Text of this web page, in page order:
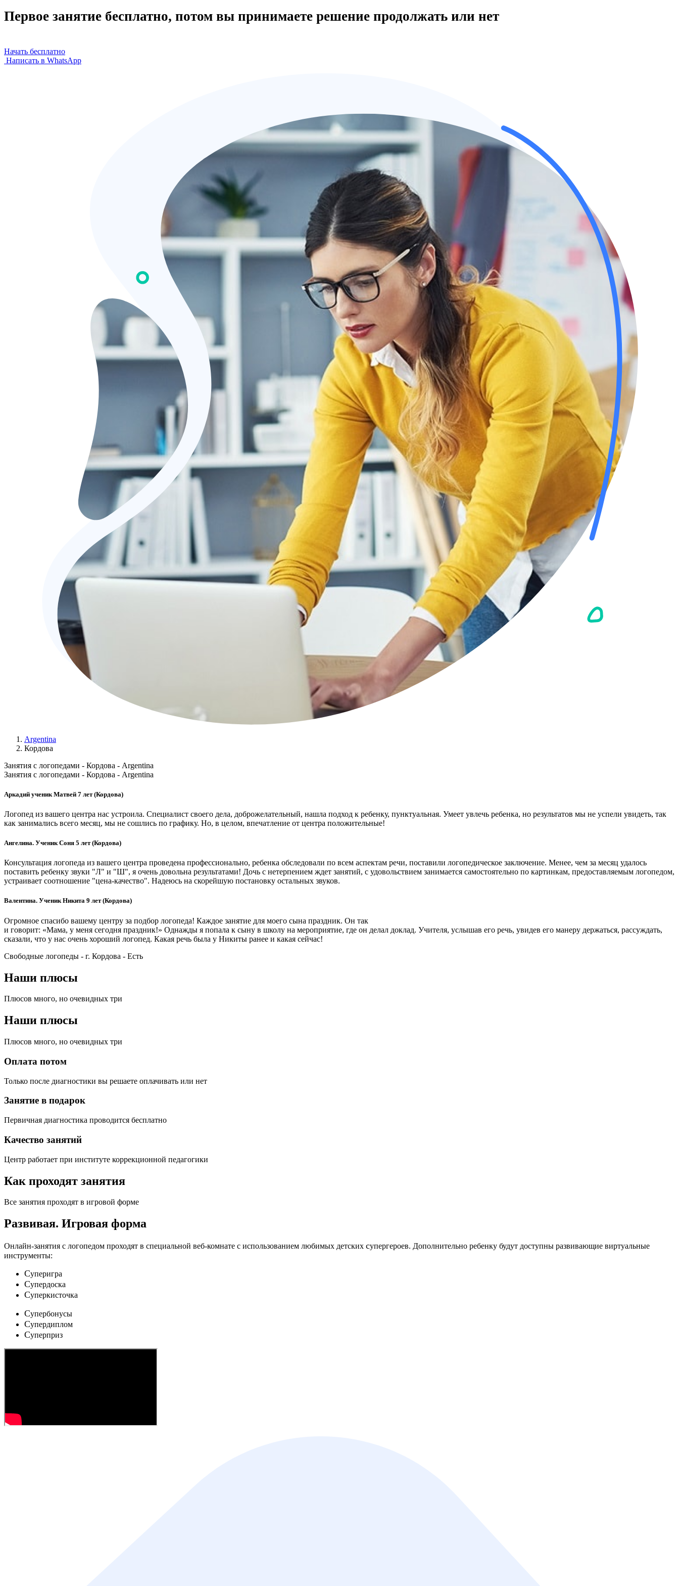
Первое занятие бесплатно, потом вы принимаете решение продолжать или нет
Начать бесплатно
Написать в WhatsApp
Argentina
Кордова
Занятия с логопедами - Кордова - Argentina
Занятия с логопедами - Кордова - Argentina
Аркадий ученик Матвей 7 лет (Кордова)
Логопед из вашего центра нас устроила. Специалист своего дела, доброжелательный, нашла подход к ребенку, пунктуальная. Умеет увлечь ребенка, но результатов мы не успели увидеть, так
как занимались всего месяц, мы не сошлись по графику. Но, в целом, впечатление от центра положительные!
Ангелина. Ученик Соня 5 лет (Кордова)
Консультация логопеда из вашего центра проведена профессионально, ребенка обследовали по всем аспектам речи, поставили логопедическое заключение. Менее, чем за месяц удалось
поставить ребенку звуки "Л" и "Ш", я очень довольна результатами! Дочь с нетерпением ждет занятий, с удовольствием занимается самостоятельно по картинкам, предоставляемым логопедом,
устраивает соотношение "цена-качество". Надеюсь на скорейшую постановку остальных звуков.
Валентина. Ученик Никита 9 лет (Кордова)
Огромное спасибо вашему центру за подбор логопеда! Каждое занятие для моего сына праздник. Он так
и говорит: «Мама, у меня сегодня праздник!» Однажды я попала к сыну в школу на мероприятие, где он делал доклад. Учителя, услышав его речь, увидев его манеру держаться, рассуждать,
сказали, что у нас очень хороший логопед. Какая речь была у Никиты ранее и какая сейчас!
Свободные логопеды - г. Кордова - Есть
Наши плюсы
Плюсов много, но очевидных три
Наши плюсы
Плюсов много, но очевидных три
Оплата потом
Только после диагностики вы решаете оплачивать или нет
Занятие в подарок
Первичная диагностика проводится бесплатно
Качество занятий
Центр работает при институте коррекционной педагогики
Как проходят занятия
Все занятия проходят в игровой форме
Развивая. Игровая форма
Онлайн-занятия с логопедом проходят в специальной веб-комнате с использованием любимых детских cупергероев. Дополнительно ребенку будут доступны развивающие виртуальные
инструменты:
Cуперигра
Cупердоска
Cуперкисточка
Cупербонусы
Cупердиплом
Cуперприз